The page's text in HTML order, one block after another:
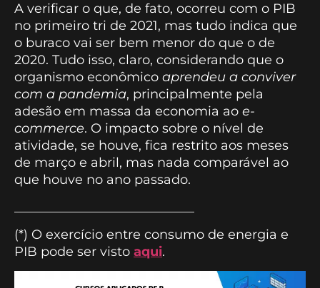
A verificar o que, de fato, ocorreu com o PIB
no primeiro tri de 2021, mas tudo indica que
o buraco vai ser bem menor do que o de
2020. Tudo isso, claro, considerando que o
organismo econômico aprendeu a conviver
com a pandemia, principalmente pela
adesão em massa da economia ao e-
commerce. O impacto sobre o nível de
atividade, se houve, fica restrito aos meses
de março e abril, mas nada comparável ao
que houve no ano passado.
(*) O exercício entre consumo de energia e
PIB pode ser visto aqui.